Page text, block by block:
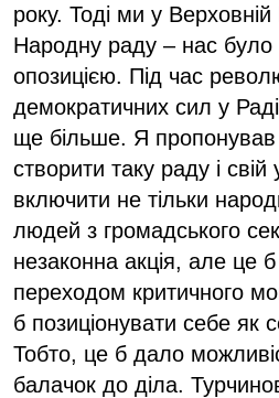
року. Тоді ми у
Народну раду – нас було
опозицією. Під час
демократичних сил у
ще більше. Я пропонував
створити таку раду і
включити не тільки
людей з громадського
незаконна акція, але це
переходом критичного
б позиціонувати себе як
Тобто, це б дало
балачок до діла.